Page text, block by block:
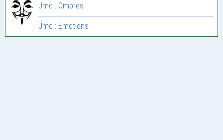
Jmc : Ombres
Jmc : Emotions